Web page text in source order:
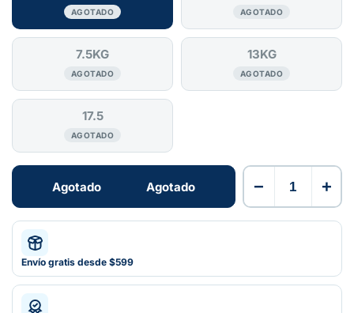
AGOTADO AGOTADO
7.5KG
AGOTADO
13KG
AGOTADO
17.5
AGOTADO
Agotado Agotado − +
Envío gratis desde $599